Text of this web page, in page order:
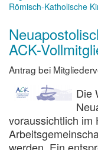
Römisch-Katholische
ACK-
Antrag bei
Die
voraussichtlich im